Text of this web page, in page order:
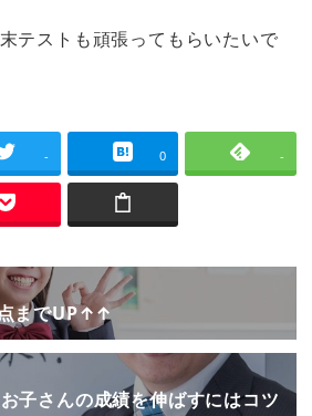
テストも頑張ってもらいたいで
- 0 -
までUP↑↑
さんの成績を伸ばすにはコツ